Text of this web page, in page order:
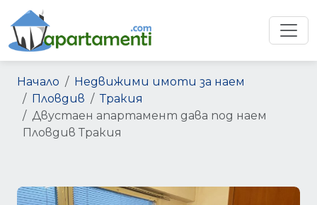
Начало
Недвижими имоти за наем
Пловдив
Тракия
Двустаен апартамент дава под наем
Пловдив Тракия